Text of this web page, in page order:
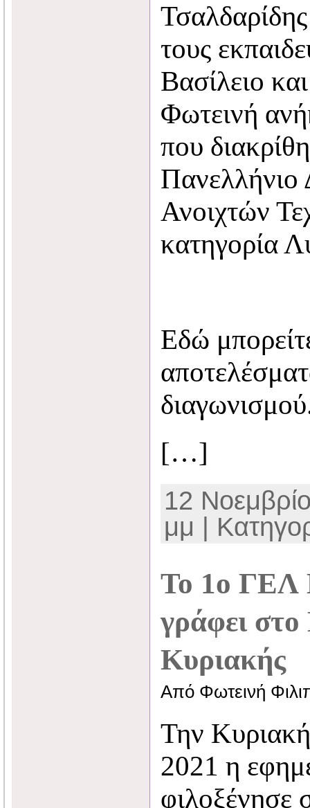
τους
Βασίλειο
Φωτεινή
που
Πανελλήνιο
Ανοιχτών
κατηγορία
Εδώ
[…]
12
μμ |
Το 1ο
γράφει
Κυριακής
Από Φωτεινή
Την
2021 η
φιλοξένησε